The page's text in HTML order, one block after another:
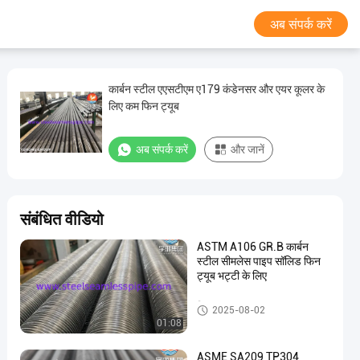
अब संपर्क करें
कार्बन स्टील एएसटीएम ए179 कंडेनसर और एयर कूलर के
लिए कम फिन ट्यूब
अब संपर्क करें और जानें
संबंधित वीडियो
01:08
ASTM A106 GR.B कार्बन
स्टील सीमलेस पाइप सॉलिड फिन
ट्यूब भट्टी के लिए
फिन ट्यूब2025-08-02
ASME SA209 TP304